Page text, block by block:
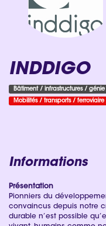
INDDIGO
Bâtiment / infrastructures / génie
Mobilités / transports / ferroviaire
Informations
Présentation
Pionniers du
convaincus depuis notre
durable n’est possible